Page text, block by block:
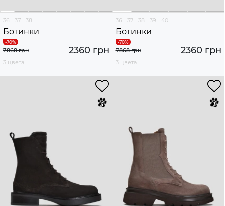
36 37 38
Ботинки
2360 грн
7868 грн
3 цвета
36 37 38 39 40
Ботинки
2360 грн
7868 грн
3 цвета